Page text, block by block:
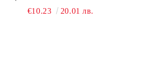
€10.23 20.01 лв.